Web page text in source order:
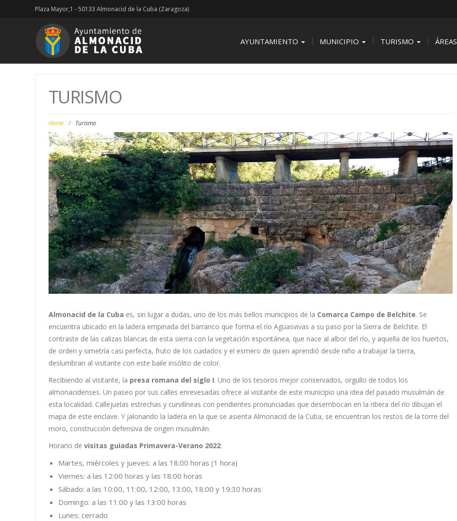
Plaza Mayor,1 - 50133 Almonacid de la Cuba (Zaragoza)
AYUNTAMIENTO MUNICIPIO TURISMO ÁREAS
TURISMO
Home / Turismo
Almonacid de la Cuba es, sin lugar a dudas, uno de los más bellos municipios de la Comarca Campo de Belchite. Se
encuentra ubicado en la ladera empinada del barranco que forma el río Aguasvivas a su paso por la Sierra de Belchite. El
contraste de las calizas blancas de esta sierra con la vegetación espontánea, que nace al albor del río, y aquella de los huertos,
de orden y simetría casi perfecta, fruto de los cuidados y el esmero de quien aprendió desde niño a trabajar la tierra,
deslumbran al visitante con este baile insólito de color.
Recibiendo al visitante, la presa romana del siglo I. Uno de los tesoros mejor conservados, orgullo de todos los
almonacidenses. Un paseo por sus calles enrevesadas ofrece al visitante de este municipio una idea del pasado musulmán de
esta localidad. Callejuelas estrechas y curvilíneas con pendientes pronunciadas que desembocan en la ribera del río dibujan el
mapa de este enclave. Y jalonando la ladera en la que se asienta Almonacid de la Cuba, se encuentran los restos de la torre del
moro, construcción defensiva de origen musulmán.
Horario de visitas guiadas Primavera-Verano 2022:
Martes, miércoles y jueves: a las 18:00 horas (1 hora)
Viernes: a las 12:00 horas y las 18:00 horas
Sábado: a las 10:00, 11:00, 12:00, 13:00, 18:00 y 19:30 horas
Domingo: a las 11:00 y las 13:00 horas
Lunes: cerrado